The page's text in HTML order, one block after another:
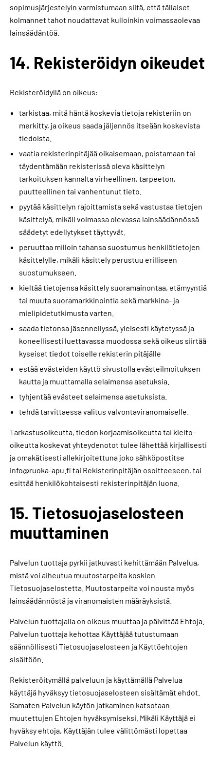
sopimusjärjestelyin varmistumaan siitä, että tällaiset
kolmannet tahot noudattavat kulloinkin voimassaolevaa
lainsäädäntöä.
14. Rekisteröidyn oikeudet
Rekisteröidyllä on oikeus:
tarkistaa, mitä häntä koskevia tietoja rekisteriin on
merkitty, ja oikeus saada jäljennös itseään koskevista
tiedoista.
vaatia rekisterinpitäjää oikaisemaan, poistamaan tai
täydentämään rekisterissä oleva käsittelyn
tarkoituksen kannalta virheellinen, tarpeeton,
puutteellinen tai vanhentunut tieto.
pyytää käsittelyn rajoittamista sekä vastustaa tietojen
käsittelyä, mikäli voimassa olevassa lainsäädännössä
säädetyt edellytykset täyttyvät.
peruuttaa milloin tahansa suostumus henkilötietojen
käsittelylle, mikäli käsittely perustuu erilliseen
suostumukseen.
kieltää tietojensa käsittely suoramainontaa, etämyyntiä
tai muuta suoramarkkinointia sekä markkina- ja
mielipidetutkimusta varten.
saada tietonsa jäsennellyssä, yleisesti käytetyssä ja
koneellisesti luettavassa muodossa sekä oikeus siirtää
kyseiset tiedot toiselle rekisterin pitäjälle
estää evästeiden käyttö sivustolla evästeilmoituksen
kautta ja muuttamalla selaimensa asetuksia.
tyhjentää evästeet selaimensa asetuksista.
tehdä tarvittaessa valitus valvontaviranomaiselle.
Tarkastusoikeutta, tiedon korjaamisoikeutta tai kielto-
oikeutta koskevat yhteydenotot tulee lähettää kirjallisesti
ja omakätisesti allekirjoitettuna joko sähköpostitse
info@ruoka-apu.fi tai Rekisterinpitäjän osoitteeseen, tai
esittää henkilökohtaisesti rekisterinpitäjän luona.
15. Tietosuojaselosteen
muuttaminen
Palvelun tuottaja pyrkii jatkuvasti kehittämään Palvelua,
mistä voi aiheutua muutostarpeita koskien
Tietosuojaselostetta. Muutostarpeita voi nousta myös
lainsäädännöstä ja viranomaisten määräyksistä.
Palvelun tuottajalla on oikeus muuttaa ja päivittää Ehtoja.
Palvelun tuottaja kehottaa Käyttäjää tutustumaan
säännöllisesti Tietosuojaselosteen ja Käyttöehtojen
sisältöön.
Rekisteröitymällä palveluun ja käyttämällä Palvelua
käyttäjä hyväksyy tietosuojaselosteen sisältämät ehdot.
Samaten Palvelun käytön jatkaminen katsotaan
muutettujen Ehtojen hyväksymiseksi. Mikäli Käyttäjä ei
hyväksy ehtoja, Käyttäjän tulee välittömästi lopettaa
Palvelun käyttö.